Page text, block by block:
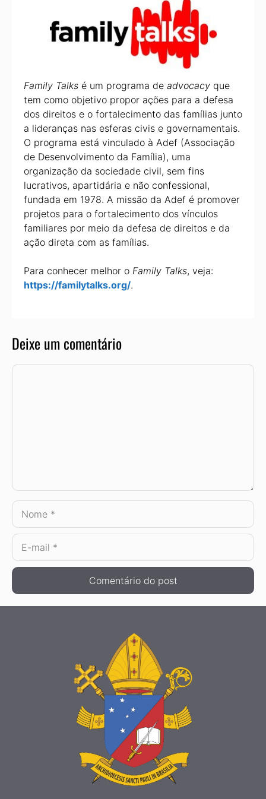
Family Talks é um programa de advocacy que
tem como objetivo propor ações para a defesa
dos direitos e o fortalecimento das famílias junto
a lideranças nas esferas civis e governamentais.
O programa está vinculado à Adef (Associação
de Desenvolvimento da Família), uma
organização da sociedade civil, sem fins
lucrativos, apartidária e não confessional,
fundada em 1978. A missão da Adef é promover
projetos para o fortalecimento dos vínculos
familiares por meio da defesa de direitos e da
ação direta com as famílias.
Para conhecer melhor o Family Talks, veja:
https://familytalks.org/.
Deixe um comentário
Comentário
Nome
E-
mail